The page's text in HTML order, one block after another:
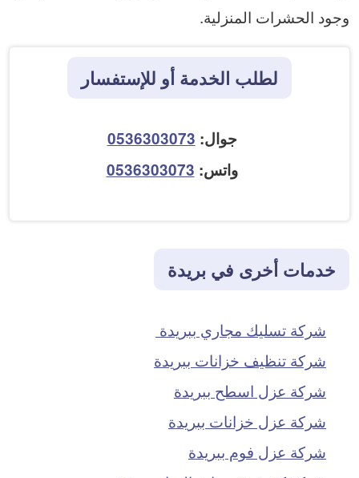
وجود الحشرات المنزلية.
لطلب الخدمة أو للإستفسار
جوال: 0536303073
واتس: 0536303073
خدمات أخرى في بريدة
شركة تسليك مجاري ببريدة
شركة تنظيف خزانات ببريدة
شركة عزل اسطح ببريدة
شركة عزل خزانات ببريدة
شركة عزل فوم ببريدة